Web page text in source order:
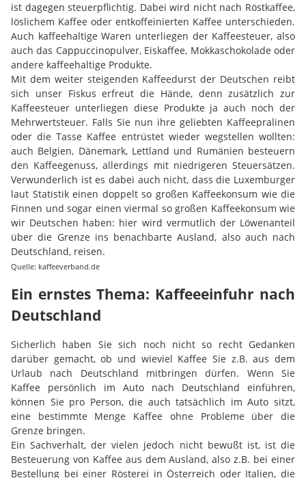
ist dagegen steuerpflichtig. Dabei wird nicht nach Röstkaffee,
löslichem Kaffee oder entkoffeinierten Kaffee unterschieden.
Auch kaffeehaltige Waren unterliegen der Kaffeesteuer, also
auch das Cappuccinopulver, Eiskaffee, Mokkaschokolade oder
andere kaffeehaltige Produkte.
Mit dem weiter steigenden Kaffeedurst der Deutschen reibt
sich unser Fiskus erfreut die Hände, denn zusätzlich zur
Kaffeesteuer unterliegen diese Produkte ja auch noch der
Mehrwertsteuer. Falls Sie nun ihre geliebten Kaffeepralinen
oder die Tasse Kaffee entrüstet wieder wegstellen wollten:
auch Belgien, Dänemark, Lettland und Rumänien besteuern
den Kaffeegenuss, allerdings mit niedrigeren Steuersätzen.
Verwunderlich ist es dabei auch nicht, dass die Luxemburger
laut Statistik einen doppelt so großen Kaffeekonsum wie die
Finnen und sogar einen viermal so großen Kaffeekonsum wie
wir Deutschen haben: hier wird vermutlich der Löwenanteil
über die Grenze ins benachbarte Ausland, also auch nach
Deutschland, reisen.
Quelle: kaffeeverband.de
Ein ernstes Thema: Kaffeeeinfuhr nach
Deutschland
Sicherlich haben Sie sich noch nicht so recht Gedanken
darüber gemacht, ob und wieviel Kaffee Sie z.B. aus dem
Urlaub nach Deutschland mitbringen dürfen. Wenn Sie
Kaffee persönlich im Auto nach Deutschland einführen,
können Sie pro Person, die auch tatsächlich im Auto sitzt,
eine bestimmte Menge Kaffee ohne Probleme über die
Grenze bringen.
Ein Sachverhalt, der vielen jedoch nicht bewußt ist, ist die
Besteuerung von Kaffee aus dem Ausland, also z.B. bei einer
Bestellung bei einer Rösterei in Österreich oder Italien, die